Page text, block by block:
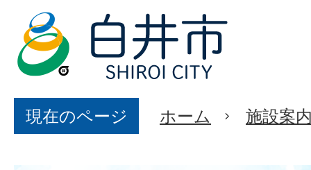
現在のページ ホーム 施設案